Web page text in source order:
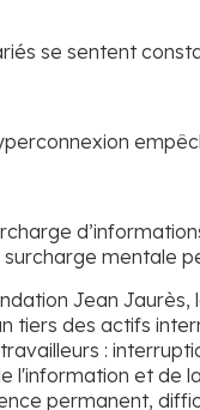
se sentent
mentale
Jean
tiers des actifs
:
l'information et de
permanent,